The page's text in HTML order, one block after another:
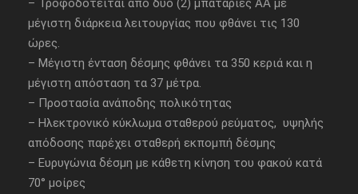
μέγιστη διάρκεια λειτουργίας που φθάνει τις 130
ώρες.
– Μέγιστη ένταση δέσμης φθάνει τα 350 κεριά και η
μέγιστη απόσταση τα 37 μέτρα.
– Προστασία ανάποδης πολικότητας
– Ηλεκτρονικό κύκλωμα σταθερού ρεύματος, υψηλής
απόδοσης παρέχει σταθερή εκπομπή δέσμης
– Ευρυγώνια δέσμη με κάθετη κίνηση του φακού κατά
70° μοίρες